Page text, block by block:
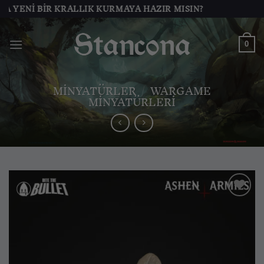
İçeriğe
atla
BIR KRALLIK KURMAYA HAZIR MISIN?
0
MINYATÜRLER / WARGAME
MINYATÜRLERI